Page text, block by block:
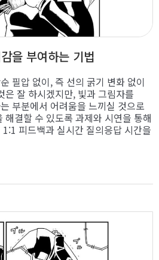
을 부여하는 기법
필압 없이, 즉 선의 굵기 변화 없이
은 잘 하시겠지만, 빛과 그림자를
부분에서 어려움을 느끼실 것으로
해결할 수 있도록 과제와 시연을 통해
피드백과 실시간 질의응답 시간을